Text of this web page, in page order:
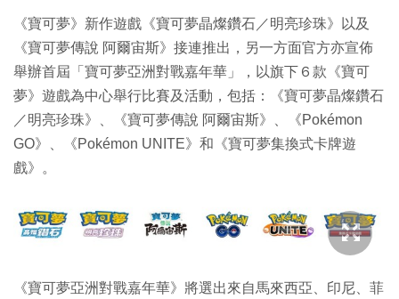
《寶可夢》新作遊戲《寶可夢晶燦鑽石／明亮珍珠》以及
《寶可夢傳說 阿爾宙斯》接連推出，另一方面官方亦宣佈
舉辦首屆「寶可夢亞洲對戰嘉年華」，以旗下６款《寶可
夢》遊戲為中心舉行比賽及活動，包括：《寶可夢晶燦鑽石
／明亮珍珠》、《寶可夢傳說 阿爾宙斯》、《Pokémon
GO》、《Pokémon UNITE》和《寶可夢集換式卡牌遊
戲》。
《寶可夢亞洲對戰嘉年華》將選出來自馬來西亞、印尼、菲